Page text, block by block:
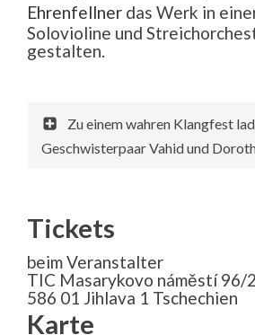
Ehrenfellner das Werk in
Solovioline und
gestalten.
Zu einem wahren Klangfest
Geschwisterpaar Vahid und
Tickets
beim Veranstalter
TIC Masarykovo náměstí 96/2
586 01 Jihlava 1 Tschechien
Karte